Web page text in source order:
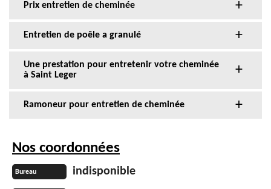
Prix entretien de cheminée
Entretien de poêle a granulé
Une prestation pour entretenir votre cheminée
à Saint Leger
Ramoneur pour entretien de cheminée
Nos coordonnées
Bureau indisponible